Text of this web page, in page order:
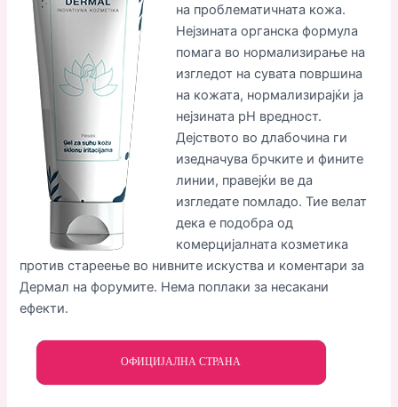
на проблематичната кожа.
Нејзината органска формула
помага во нормализирање на
изгледот на сувата површина
на кожата, нормализирајќи ја
нејзината pH вредност.
Дејството во длабочина ги
изедначува брчките и фините
линии, правејќи ве да
изгледате помладо. Тие велат
дека е подобра од
комерцијалната козметика
против стареење во нивните искуства и коментари за
Дермал на форумите. Нема поплаки за несакани
ефекти.
ОФИЦИЈАЛНА СТРАНА